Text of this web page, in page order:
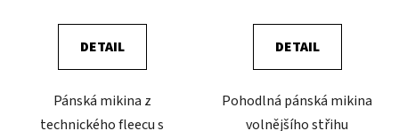
DETAIL
Pánská mikina z
technického fleecu s
DETAIL
Pohodlná pánská mikina
volnějšího střihu